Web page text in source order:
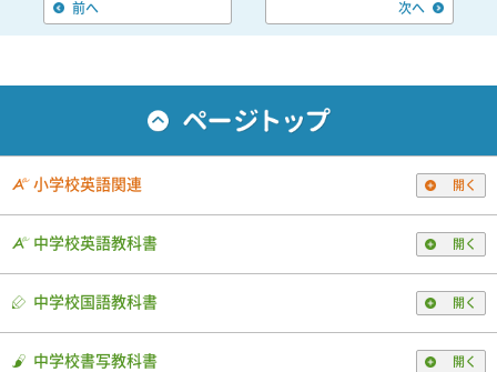
前へ 次へ
小学校英語関連 開く
中学校英語教科書 開く
中学校国語教科書 開く
中学校書写教科書 開く